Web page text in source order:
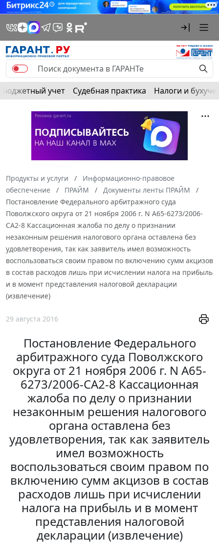
Бюджетный учет Судебная практика Налоги и
Продукты и услуги
Информационно-правовое
обеспечение
ПРАЙМ
Документы ленты ПРАЙМ
Постановление Федерального арбитражного суда
Поволжского округа от 21 ноября 2006 г. N А65-6273/2006-
СА2-8 Кассационная жалоба по делу о признании
незаконным решения налогового органа оставлена без
удовлетворения, так как заявитель имел возможность
воспользоваться своим правом по включению сумм акцизов
в состав расходов лишь при исчислении налога на прибыль
и в момент представления налоговой декларации
(извлечение)
29 августа 2016
Постановление Федерального
арбитражного суда Поволжского
округа от 21 ноября 2006 г. N А65-
6273/2006-СА2-8 Кассационная
жалоба по делу о признании
незаконным решения налогового
органа оставлена без
удовлетворения, так как заявитель
имел возможность
воспользоваться своим правом по
включению сумм акцизов в состав
расходов лишь при исчислении
налога на прибыль и в момент
представления налоговой
декларации (извлечение)